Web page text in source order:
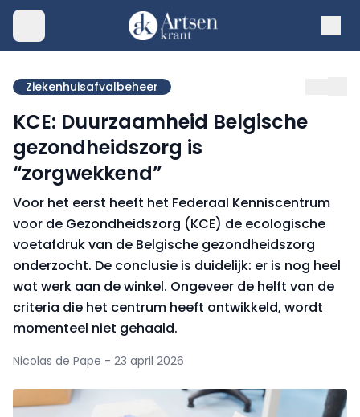
Ziekenhuisafvalbeheer
KCE: Duurzaamheid Belgische
gezondheidszorg is
“zorgwekkend”
Voor het eerst heeft het Federaal Kenniscentrum
voor de Gezondheidszorg (KCE) de ecologische
voetafdruk van de Belgische gezondheidszorg
onderzocht. De conclusie is duidelijk: er is nog heel
wat werk aan de winkel. Ongeveer de helft van de
criteria die het centrum heeft ontwikkeld, wordt
momenteel niet gehaald.
Nicolas de Pape - 23 april 2026